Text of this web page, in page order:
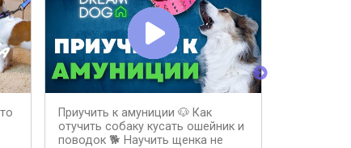
Приучить к амуниции 🐶 Как
отучить собаку кусать ошейник и
поводок 🐕 Научить щенка не